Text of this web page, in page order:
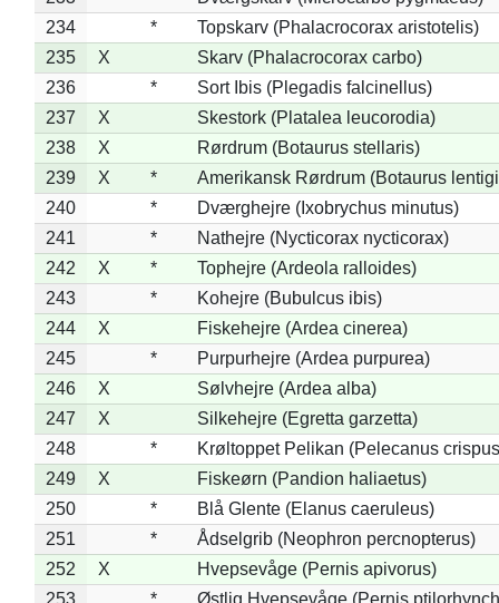
234
*
Topskarv (Phalacrocorax aristotelis)
235
X
Skarv (Phalacrocorax carbo)
236
*
Sort Ibis (Plegadis falcinellus)
237
X
Skestork (Platalea leucorodia)
238
X
Rørdrum (Botaurus stellaris)
239
X *
Amerikansk Rørdrum (Botaurus
240
*
Dværghejre (Ixobrychus minutus)
241
*
Nathejre (Nycticorax nycticorax)
242
X *
Tophejre (Ardeola ralloides)
243
*
Kohejre (Bubulcus ibis)
244
X
Fiskehejre (Ardea cinerea)
245
*
Purpurhejre (Ardea purpurea)
246
X
Sølvhejre (Ardea alba)
247
X
Silkehejre (Egretta garzetta)
248
*
Krøltoppet Pelikan (Pelecanus
249
X
Fiskeørn (Pandion haliaetus)
250
*
Blå Glente (Elanus caeruleus)
251
*
Ådselgrib (Neophron percnopterus)
252
X
Hvepsevåge (Pernis apivorus)
253
*
Østlig Hvepsevåge (Pernis